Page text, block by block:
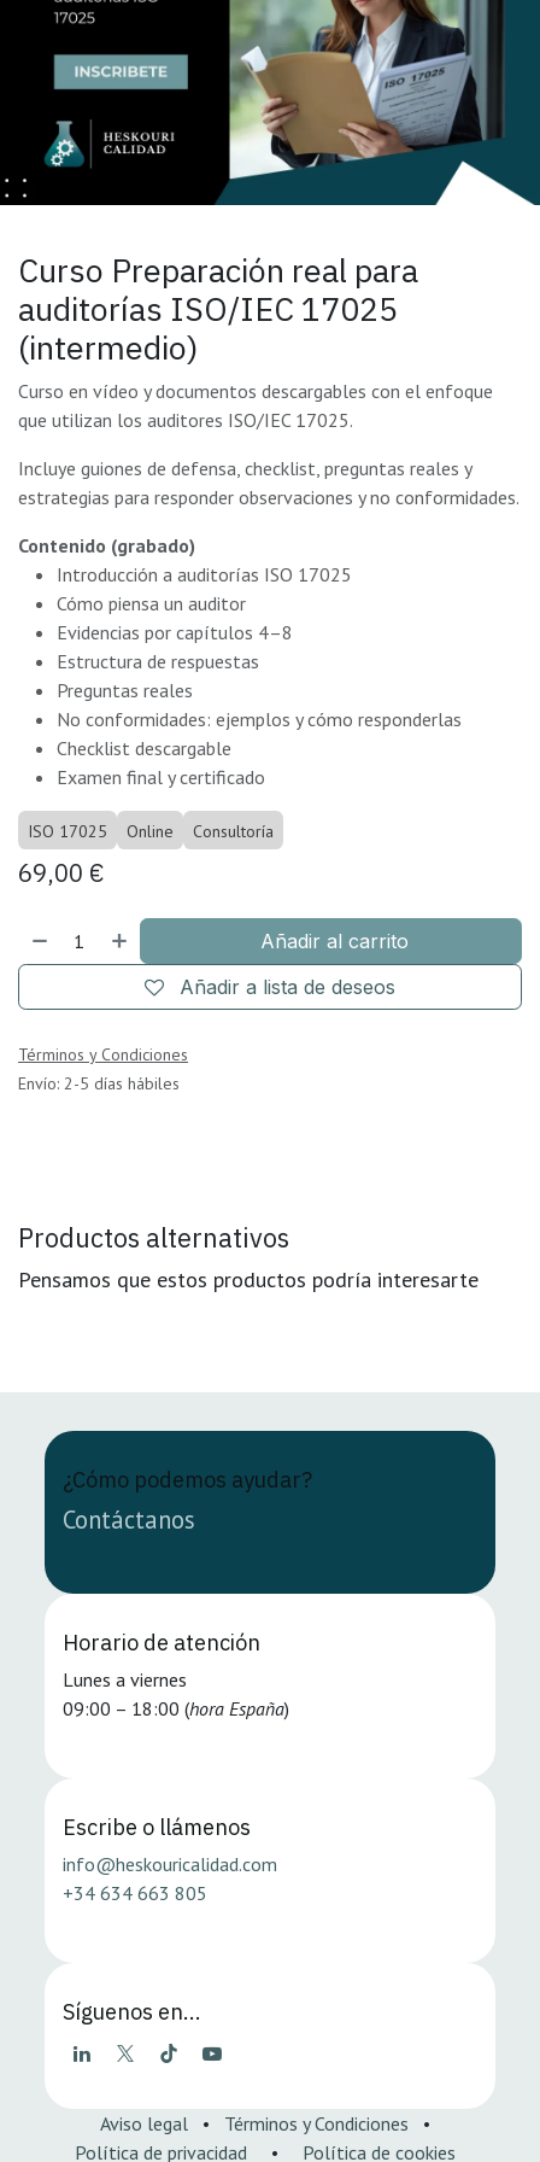
Curso Preparación real para
auditorías ISO/IEC 17025
(intermedio)
Curso en vídeo y documentos descargables con el enfoque
que utilizan los auditores ISO/IEC 17025.
Incluye guiones de defensa, checklist, preguntas reales y
estrategias para responder observaciones y no conformidades.
Contenido (grabado)
Introducción a auditorías ISO 17025
Cómo piensa un auditor
Evidencias por capítulos 4–8
Estructura de respuestas
Preguntas reales
No conformidades: ejemplos y cómo responderlas
Checklist descargable
Examen final y certificado
ISO 17025 Online Consultoría
69,00 €
Añadir al carrito
Añadir a lista de deseos
Términos y Condiciones
Envío: 2-5 días hábiles
Productos alternativos
Pensamos que estos productos podría interesarte
¿Cómo podemos ayudar?
Contáctanos
Horario de atención
Lunes a viernes
09:00 – 18:00 (hora España)
Escribe o llámenos
info@heskouricalidad.com
+34 634 663 805
Síguenos en...
Aviso legal • Términos y Condiciones
•
Política de privacidad
• Política de cookies